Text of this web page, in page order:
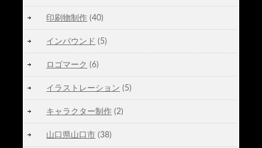
印刷物制作 (40)
インバウンド (5)
ロゴマーク (6)
イラストレーション (5)
キャラクター制作 (2)
山口県山口市 (38)